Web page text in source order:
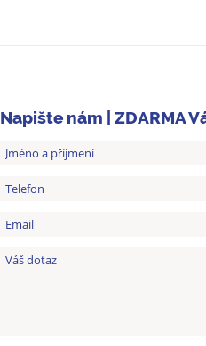
Napište nám | ZDARMA